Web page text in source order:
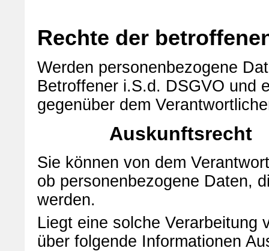
Rechte der
Werden personenbezogene
Betroffener i.S.d. DSGVO und
gegenüber dem
Auskunftsrecht
Sie können von dem
ob personenbezogene Daten,
werden.
Liegt eine solche Verarbeitung
über folgende Informationen